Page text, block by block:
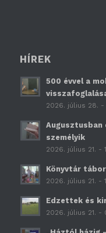
HÍREK
500 évvel a
2026. július 28. -
Augusztusban
személyik
2026. július 21. -
Könyvtár tábor
2026. július 21. -
Edzettek és
2026. július 21. -